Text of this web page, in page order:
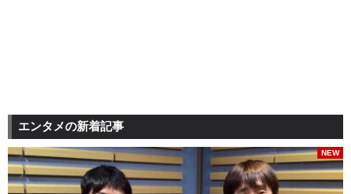
エンタメの新着記事
NEW